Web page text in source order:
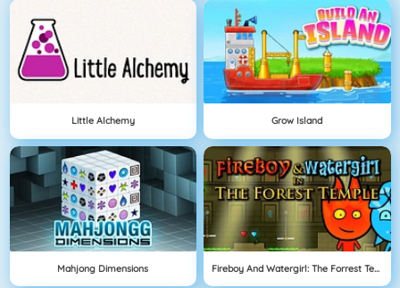
Little Alchemy Grow Island
Mahjong Dimensions Fireboy And Watergirl: The Forrest Temple